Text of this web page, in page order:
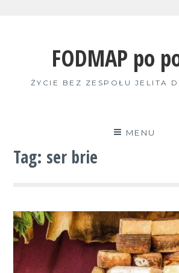
FODMAP po
ŻYCIE BEZ ZESPOŁU JELITA
MENU
Tag: ser brie